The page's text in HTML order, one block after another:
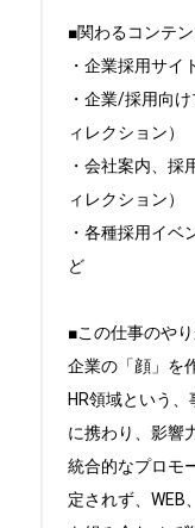
■関わるコンテン
・企業採用サイ
・企業/採用向
ィレクション）
・会社案内、採
ィレクション）
・各種採用イベ
ど
■この仕事のや
企業の「顔」を
HR領域という
に携わり、影響
統合的なプロモ
定されず、WEB